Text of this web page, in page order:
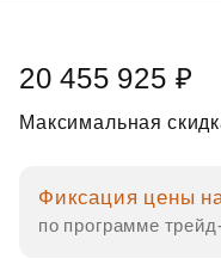
20 455 925 ₽
Максимальная
Фиксация цены
по программе